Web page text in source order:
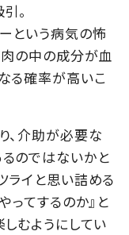
。
という病気の怖
肉の中の成分が血
る確率が高いこ
、介助が必要な
のではないかと
ライと思い詰める
ってするのか』と
むようにしてい